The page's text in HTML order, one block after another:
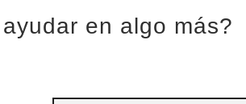
en algo más?